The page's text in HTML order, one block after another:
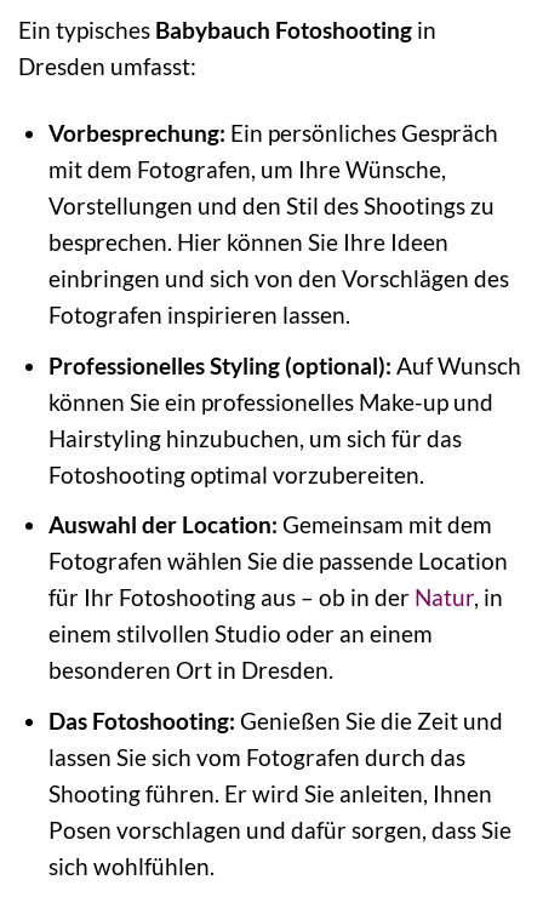
Ein typisches Babybauch Fotoshooting in
Dresden umfasst:
Vorbesprechung: Ein persönliches Gespräch
mit dem Fotografen, um Ihre Wünsche,
Vorstellungen und den Stil des Shootings zu
besprechen. Hier können Sie Ihre Ideen
einbringen und sich von den Vorschlägen des
Fotografen inspirieren lassen.
Professionelles Styling (optional): Auf Wunsch
können Sie ein professionelles Make-up und
Hairstyling hinzubuchen, um sich für das
Fotoshooting optimal vorzubereiten.
Auswahl der Location: Gemeinsam mit dem
Fotografen wählen Sie die passende Location
für Ihr Fotoshooting aus – ob in der Natur, in
einem stilvollen Studio oder an einem
besonderen Ort in Dresden.
Das Fotoshooting: Genießen Sie die Zeit und
lassen Sie sich vom Fotografen durch das
Shooting führen. Er wird Sie anleiten, Ihnen
Posen vorschlagen und dafür sorgen, dass Sie
sich wohlfühlen.